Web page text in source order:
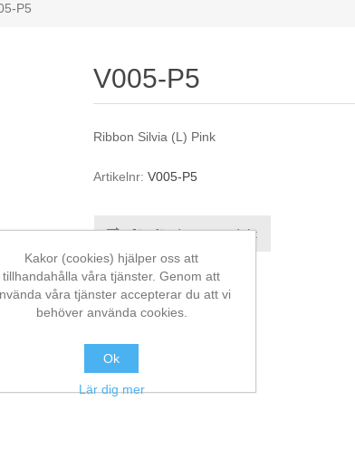
P5
V005-P5
Ribbon Silvia (L) Pink
Artikelnr: V005-P5
Jämför denna produkt
Kakor (cookies) hjälper oss att
tillhandahålla våra tjänster. Genom att
våra tjänster accepterar du att vi
behöver använda cookies.
Ok
Lär dig mer